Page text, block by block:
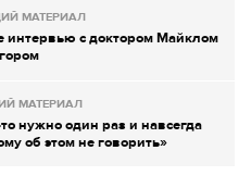
МАТЕРИАЛ
интервью с доктором Майклом
МАТЕРИАЛ
нужно один раз и навсегда
об этом не говорить»